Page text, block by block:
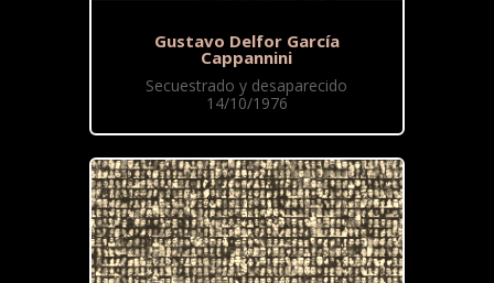
Gustavo Delfor García
Cappannini
Secuestrado y desaparecido
14/10/1976